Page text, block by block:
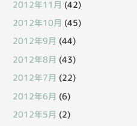
2012年11月 (42)
2012年10月 (45)
2012年9月 (44)
2012年8月 (43)
2012年7月 (22)
2012年6月 (6)
2012年5月 (2)